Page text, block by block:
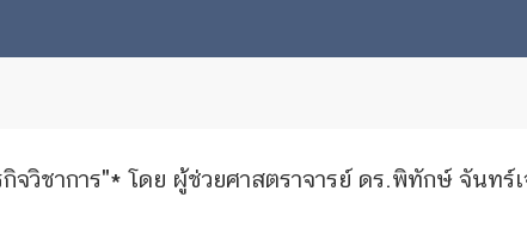
วิชาการ"* โดย ผู้ช่วยศาสตราจารย์ ดร.พิทักษ์ จันทร์